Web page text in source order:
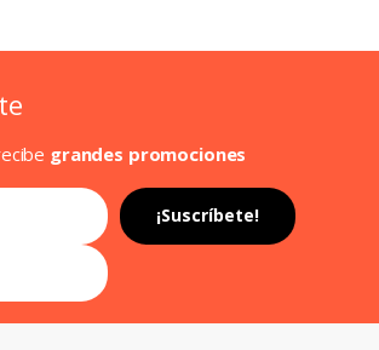
grandes promociones